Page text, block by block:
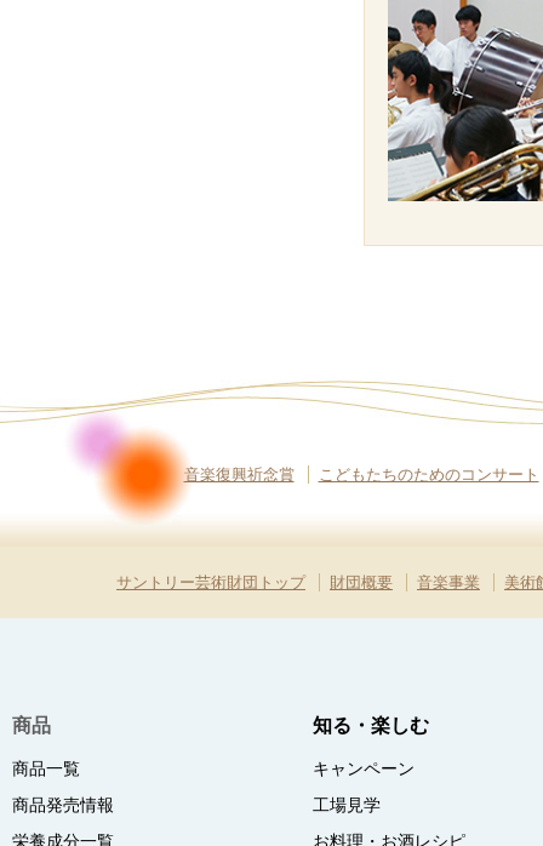
音楽復興祈念賞 こどもたちのためのコンサート
サントリー芸術財団トップ 財団概要 音楽事業 美術
商品
商品一覧
商品発売情報
栄養成分一覧
知る・楽しむ
キャンペーン
工場見学
お料理・お酒レシピ